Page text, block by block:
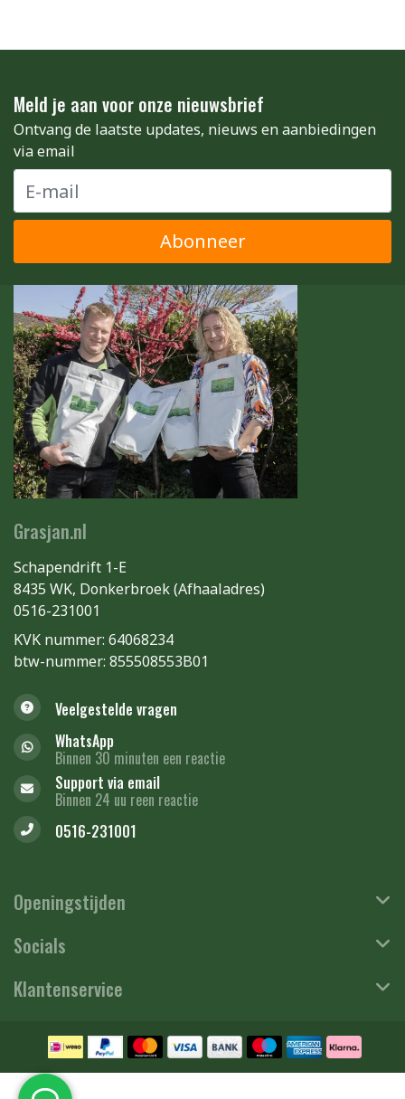
Meld je aan voor onze nieuwsbrief
Ontvang de laatste updates, nieuws en aanbiedingen
via email
Abonneer
Grasjan.nl
Schapendrift 1-E
8435 WK, Donkerbroek (Afhaaladres)
0516-231001
KVK nummer: 64068234
btw-nummer: 855508553B01
Veelgestelde vragen
WhatsApp
Binnen 30 minuten een reactie
Support via email
Binnen 24 uu reen reactie
0516-231001
Openingstijden
Socials
Klantenservice